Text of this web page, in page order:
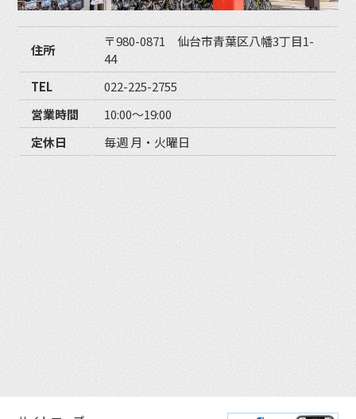
住所
〒980-0871 仙台市青葉区八幡3丁目1-
44
TEL
022-225-2755
営業時間
10:00〜19:00
定休日
毎週 月・火曜日